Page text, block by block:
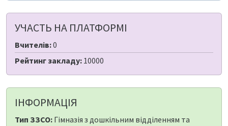
УЧАСТЬ НА ПЛАТФОРМІ
Вчителів:0
Рейтинг закладу: 10000
ІНФОРМАЦІЯ
Тип ЗЗСО: Гімназія з дошкільним відділенням та